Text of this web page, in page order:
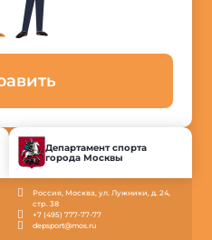
Департамент спорта
города Москвы
Россия, Москва, ул. Лужники, д. 24,
стр. 38
+7 (495) 777-77-77
depsport@mos.ru